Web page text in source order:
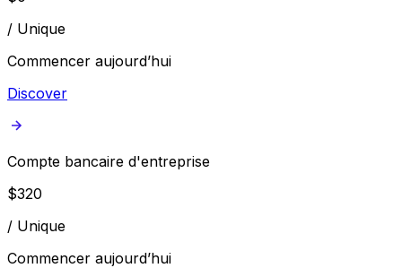
/ Unique
Commencer aujourd’hui
Discover
Compte bancaire d'entreprise
$320
/ Unique
Commencer aujourd’hui